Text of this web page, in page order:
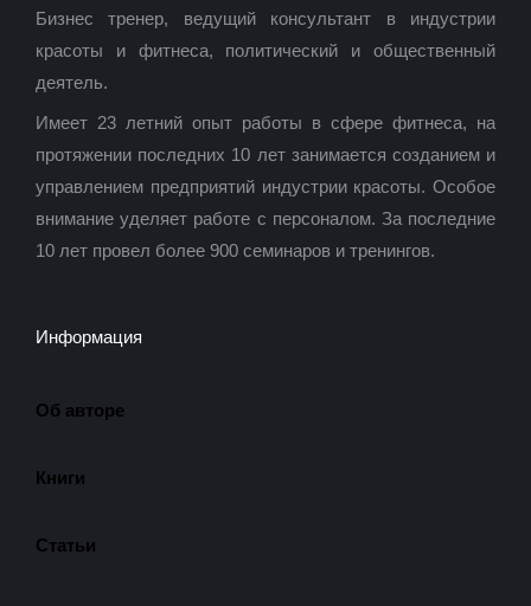
Бизнес тренер, ведущий консультант в индустрии
красоты и фитнеса, политический и общественный
деятель.
Имеет 23 летний опыт работы в сфере фитнеса, на
протяжении последних 10 лет занимается созданием и
управлением предприятий индустрии красоты. Особое
внимание уделяет работе с персоналом. За последние
10 лет провел более 900 семинаров и тренингов.
Информация
Об авторе
Книги
Статьи